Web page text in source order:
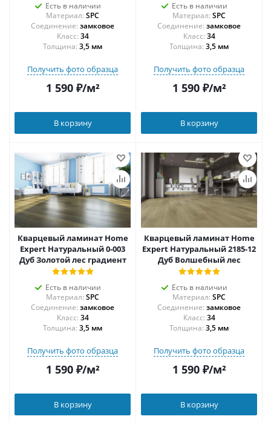
Есть в наличии
Материал: SPC
Соединение: замковое
34
Толщина: 3,5 мм
Получить фото образца
1 590₽/м²
В корзину
Есть в наличии
Материал: SPC
Соединение: замковое
34
Толщина: 3,5 мм
Получить фото образца
1 590₽/м²
В корзину
Кварцевый ламинат Home
Expert Натуральный 0-003
Дуб Золотой лес градиент
Есть в наличии
Материал: SPC
Соединение: замковое
34
Толщина: 3,5 мм
Получить фото образца
1 590₽/м²
В корзину
Кварцевый ламинат Home
Expert Натуральный 2185-12
Дуб Волшебный лес
Есть в наличии
Материал: SPC
Соединение: замковое
34
Толщина: 3,5 мм
Получить фото образца
1 590₽/м²
В корзину